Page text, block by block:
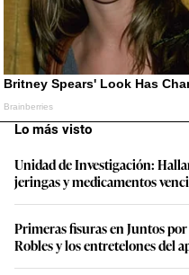
Lo más visto
Unidad de Investigación:
jeringas y medicamentos
Primeras fisuras en Juntos
Robles y los entretelones del